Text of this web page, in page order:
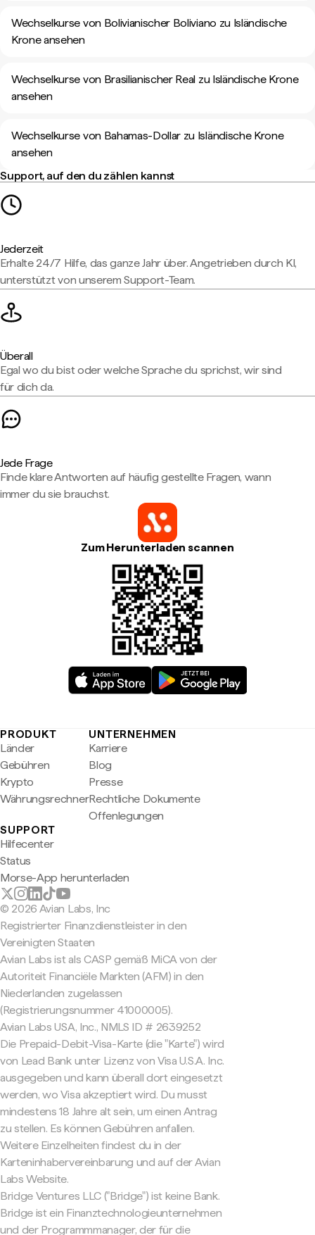
Wechselkurse von Bolivianischer Boliviano zu Isländische
Krone ansehen
Wechselkurse von Brasilianischer Real zu Isländische Krone
ansehen
Wechselkurse von Bahamas-Dollar zu Isländische Krone
ansehen
Support, auf den du zählen kannst
Jederzeit
Erhalte 24/7 Hilfe, das ganze Jahr über. Angetrieben durch KI,
unterstützt von unserem Support-Team.
Überall
Egal wo du bist oder welche Sprache du sprichst, wir sind
für dich da.
Jede Frage
Finde klare Antworten auf häufig gestellte Fragen, wann
immer du sie brauchst.
Zum Herunterladen scannen
PRODUKT
Länder
Gebühren
Krypto
Währungsrechner
UNTERNEHMEN
Karriere
Blog
Presse
Rechtliche Dokumente
Offenlegungen
SUPPORT
Hilfecenter
Status
Morse-App herunterladen
© 2026 Avian Labs, Inc
Registrierter Finanzdienstleister in den
Vereinigten Staaten
Avian Labs ist als CASP gemäß MiCA von der
Autoriteit Financiële Markten (AFM) in den
Niederlanden zugelassen
(Registrierungsnummer 41000005).
Avian Labs USA, Inc., NMLS ID # 2639252
Die Prepaid-Debit-Visa-Karte (die "Karte") wird
von Lead Bank unter Lizenz von Visa U.S.A. Inc.
ausgegeben und kann überall dort eingesetzt
werden, wo Visa akzeptiert wird. Du musst
mindestens 18 Jahre alt sein, um einen Antrag
zu stellen. Es können Gebühren anfallen.
Weitere Einzelheiten findest du in der
Karteninhabervereinbarung und auf der Avian
Labs Website.
Bridge Ventures LLC ("Bridge") ist keine Bank.
Bridge ist ein Finanztechnologieunternehmen
und der Programmmanager, der für die